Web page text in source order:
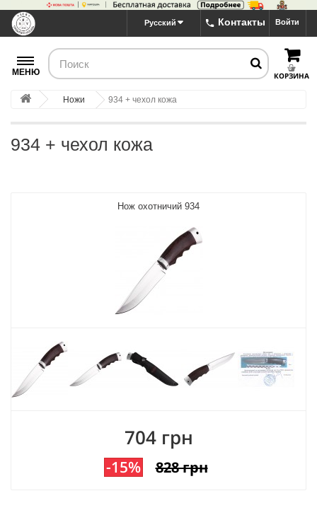
Войти
Контакты
Русский
КОРЗИНА
МЕНЮ
Ножи 934 + чехол кожа
934 + чехол кожа
Нож охотничий 934
704 грн
-15% 828 грн